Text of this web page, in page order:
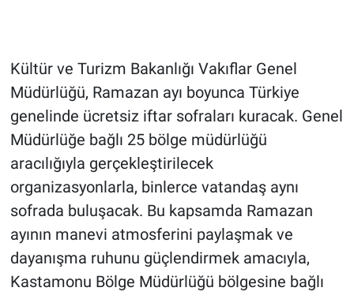
Kültür ve Turizm Bakanlığı Vakıflar Genel
Müdürlüğü, Ramazan ayı boyunca Türkiye
genelinde ücretsiz iftar sofraları kuracak. Genel
Müdürlüğe bağlı 25 bölge müdürlüğü
aracılığıyla gerçekleştirilecek
organizasyonlarla, binlerce vatandaş aynı
sofrada buluşacak. Bu kapsamda Ramazan
ayının manevi atmosferini paylaşmak ve
dayanışma ruhunu güçlendirmek amacıyla,
Kastamonu Bölge Müdürlüğü bölgesine bağlı